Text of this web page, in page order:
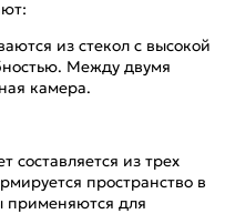
из стекол с высокой
Между двумя
камера.
составляется из трех
пространство в
применяются для